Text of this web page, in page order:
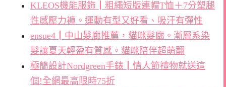
KLEOS機能服飾┃粗繩短版連帽T恤＋7分塑腿
性感壓力褲。運動有型又好看、吸汗有彈性
ensue4┃中山髮廊推薦，貓咪髮廊。漸層系染
髮讓夏天輕盈有質感。貓咪陪伴超萌翻
極簡設計Nordgreen手錶┃情人節禮物就送這
個!全網最高限時75折